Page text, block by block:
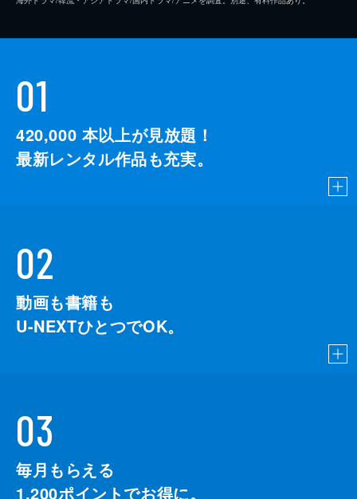
01
420,000 本以上が見放題！
最新レンタル作品も充実。
02
動画も書籍も
U-NEXTひとつでOK。
03
毎月もらえる
1,200ポイントでお得に。